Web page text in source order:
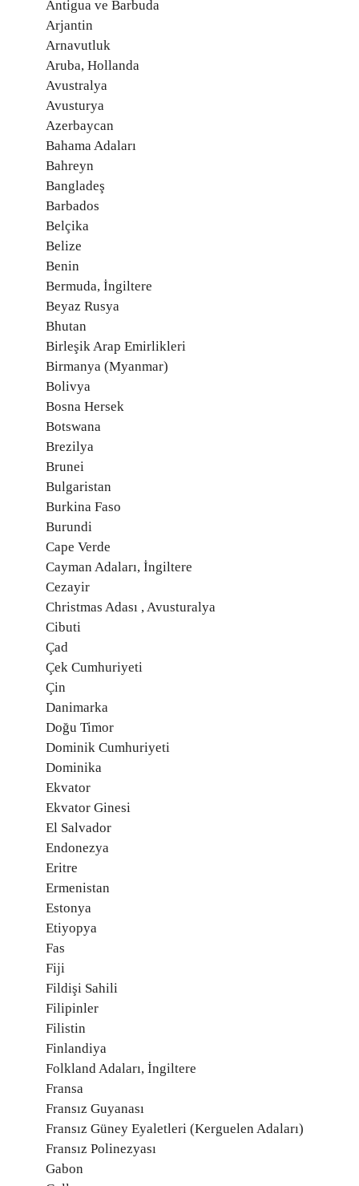
Antigua ve Barbuda
Arjantin
Arnavutluk
Aruba, Hollanda
Avustralya
Avusturya
Azerbaycan
Bahama Adaları
Bahreyn
Bangladeş
Barbados
Belçika
Belize
Benin
Bermuda, İngiltere
Beyaz Rusya
Bhutan
Birleşik Arap Emirlikleri
Birmanya (Myanmar)
Bolivya
Bosna Hersek
Botswana
Brezilya
Brunei
Bulgaristan
Burkina Faso
Burundi
Cape Verde
Cayman Adaları, İngiltere
Cezayir
Christmas Adası , Avusturalya
Cibuti
Çad
Çek Cumhuriyeti
Çin
Danimarka
Doğu Timor
Dominik Cumhuriyeti
Dominika
Ekvator
Ekvator Ginesi
El Salvador
Endonezya
Eritre
Ermenistan
Estonya
Etiyopya
Fas
Fiji
Fildişi Sahili
Filipinler
Filistin
Finlandiya
Folkland Adaları, İngiltere
Fransa
Fransız Guyanası
Fransız Güney Eyaletleri (Kerguelen Adaları)
Fransız Polinezyası
Gabon